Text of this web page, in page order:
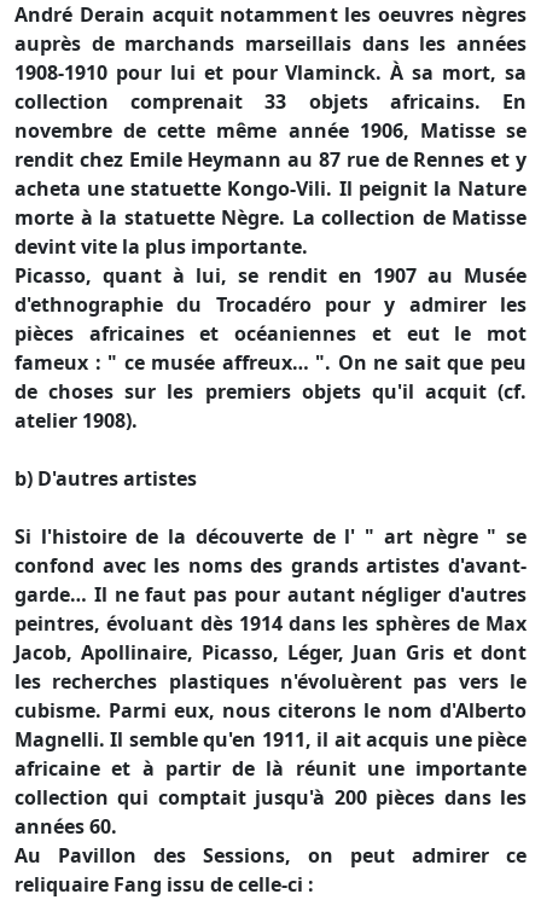
André Derain acquit notamment les oeuvres nègres
auprès de marchands marseillais dans les années
1908-1910 pour lui et pour Vlaminck. À sa mort, sa
collection comprenait 33 objets africains. En
novembre de cette même année 1906, Matisse se
rendit chez Emile Heymann au 87 rue de Rennes et y
acheta une statuette Kongo-Vili. Il peignit la Nature
morte à la statuette Nègre. La collection de Matisse
devint vite la plus importante.
Picasso, quant à lui, se rendit en 1907 au Musée
d'ethnographie du Trocadéro pour y admirer les
pièces africaines et océaniennes et eut le mot
fameux : " ce musée affreux… ". On ne sait que peu
de choses sur les premiers objets qu'il acquit (cf.
atelier 1908).
b) D'autres artistes
Si l'histoire de la découverte de l' " art nègre " se
confond avec les noms des grands artistes d'avant-
garde… Il ne faut pas pour autant négliger d'autres
peintres, évoluant dès 1914 dans les sphères de Max
Jacob, Apollinaire, Picasso, Léger, Juan Gris et dont
les recherches plastiques n'évoluèrent pas vers le
cubisme. Parmi eux, nous citerons le nom d'Alberto
Magnelli. Il semble qu'en 1911, il ait acquis une pièce
africaine et à partir de là réunit une importante
collection qui comptait jusqu'à 200 pièces dans les
années 60.
Au Pavillon des Sessions, on peut admirer ce
reliquaire Fang issu de celle-ci :